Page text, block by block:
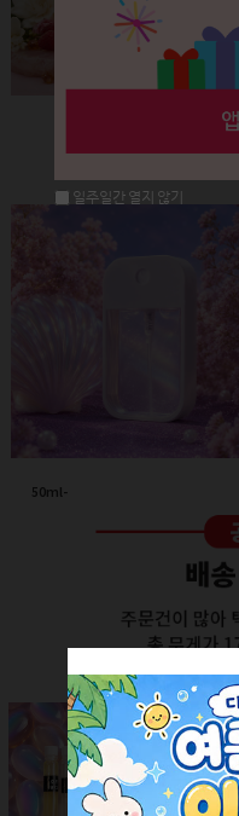
50ml-애플 스프레이(투명/화이트캡)
회원공개
일주일간 열지 않기